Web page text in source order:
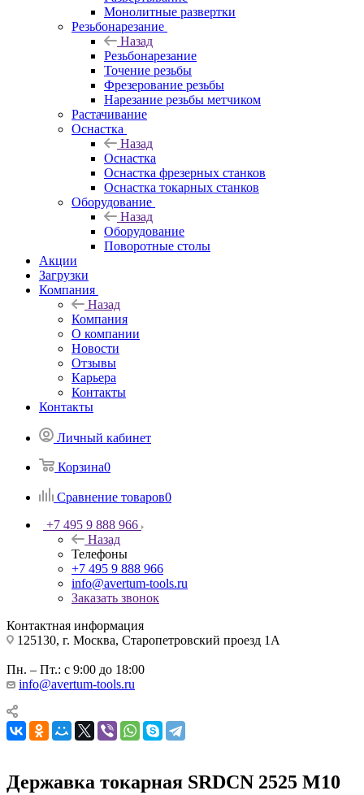
Монолитные развертки
Резьбонарезание
Назад
Резьбонарезание
Точение резьбы
Фрезерование резьбы
Нарезание резьбы метчиком
Растачивание
Оснастка
Назад
Оснастка
Оснастка фрезерных станков
Оснастка токарных станков
Оборудование
Назад
Оборудование
Поворотные столы
Акции
Загрузки
Компания
Назад
Компания
О компании
Новости
Отзывы
Карьера
Контакты
Контакты
Личный кабинет
Корзина0
Сравнение товаров0
+7 495 9 888 966
Назад
Телефоны
+7 495 9 888 966
info@avertum-tools.ru
Заказать звонок
Контактная информация
125130, г. Москва, Старопетровский проезд 1А
Пн. – Пт.: с 9:00 до 18:00
info@avertum-tools.ru
Державка токарная SRDCN 2525 M10